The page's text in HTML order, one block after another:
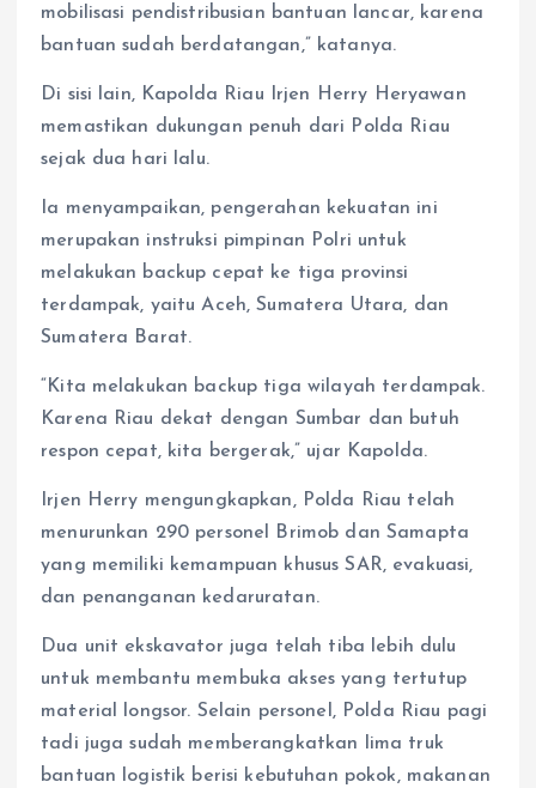
mobilisasi pendistribusian bantuan lancar, karena
bantuan sudah berdatangan,” katanya.
Di sisi lain, Kapolda Riau Irjen Herry Heryawan
memastikan dukungan penuh dari Polda Riau
sejak dua hari lalu.
Ia menyampaikan, pengerahan kekuatan ini
merupakan instruksi pimpinan Polri untuk
melakukan backup cepat ke tiga provinsi
terdampak, yaitu Aceh, Sumatera Utara, dan
Sumatera Barat.
“Kita melakukan backup tiga wilayah terdampak.
Karena Riau dekat dengan Sumbar dan butuh
respon cepat, kita bergerak,” ujar Kapolda.
Irjen Herry mengungkapkan, Polda Riau telah
menurunkan 290 personel Brimob dan Samapta
yang memiliki kemampuan khusus SAR, evakuasi,
dan penanganan kedaruratan.
Dua unit ekskavator juga telah tiba lebih dulu
untuk membantu membuka akses yang tertutup
material longsor. Selain personel, Polda Riau pagi
tadi juga sudah memberangkatkan lima truk
bantuan logistik berisi kebutuhan pokok, makanan